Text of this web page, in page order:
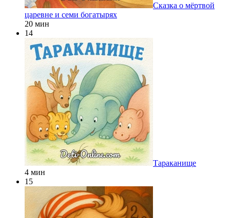
Сказка о мёртвой
царевне и семи богатырях
20 мин
14
Тараканище
4 мин
15